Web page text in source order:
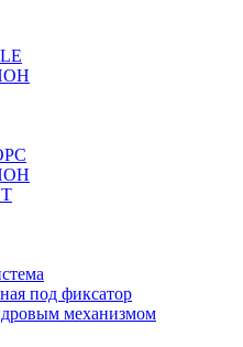
под фиксатор
механизмом